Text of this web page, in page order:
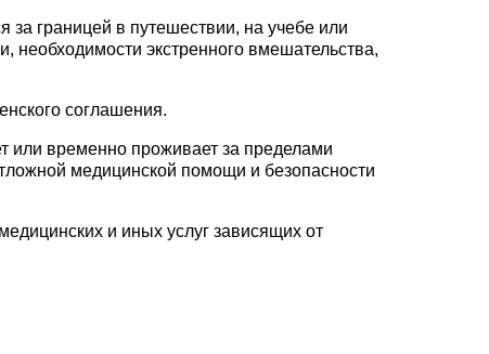
границей в путешествии, на учебе или
необходимости экстренного вмешательства,
соглашения.
или временно проживает за пределами
медицинской помощи и безопасности
и иных услуг зависящих от